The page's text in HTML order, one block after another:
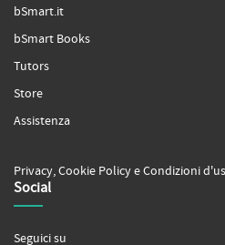
bSmart.it
bSmart Books
Tutors
Store
Assistenza
Privacy,Cookie PolicyeCondizioni
Social
Seguici su